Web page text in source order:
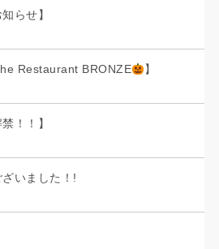
らせ】
Restaurant BRONZE 】
！！】
いました！!